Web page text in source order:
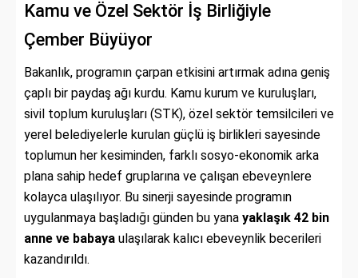
Kamu ve Özel Sektör İş Birliğiyle
Çember Büyüyor
Bakanlık, programın çarpan etkisini artırmak adına geniş
çaplı bir paydaş ağı kurdu. Kamu kurum ve kuruluşları,
sivil toplum kuruluşları (STK), özel sektör temsilcileri ve
yerel belediyelerle kurulan güçlü iş birlikleri sayesinde
toplumun her kesiminden, farklı sosyo-ekonomik arka
plana sahip hedef gruplarına ve çalışan ebeveynlere
kolayca ulaşılıyor. Bu sinerji sayesinde programın
uygulanmaya başladığı günden bu yana yaklaşık 42 bin
anne ve babaya ulaşılarak kalıcı ebeveynlik becerileri
kazandırıldı.